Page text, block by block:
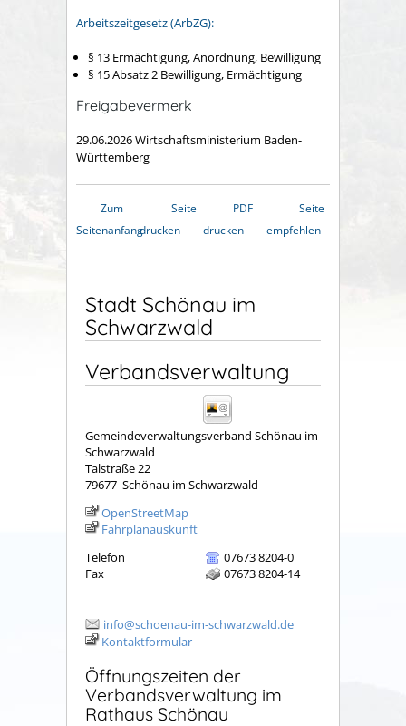
Arbeitszeitgesetz (ArbZG):
§ 13 Ermächtigung, Anordnung, Bewilligung
§ 15 Absatz 2 Bewilligung, Ermächtigung
Freigabevermerk
29.06.2026Wirtschaftsministerium Baden-
Württemberg
Zum
Seitenanfang
Seite
drucken
PDF
drucken
Seite
empfehlen
Stadt Schönau im
Schwarzwald
Verbandsverwaltung
Gemeindeverwaltungsverband Schönau im
Schwarzwald
Talstraße 22
79677 Schönau im Schwarzwald
OpenStreetMap
Fahrplanauskunft
Telefon
07673 8204-0
Fax
07673 8204-14
info@schoenau-im-schwarzwald.de
Kontaktformular
Öffnungszeiten der
Verbandsverwaltung im
Rathaus Schönau